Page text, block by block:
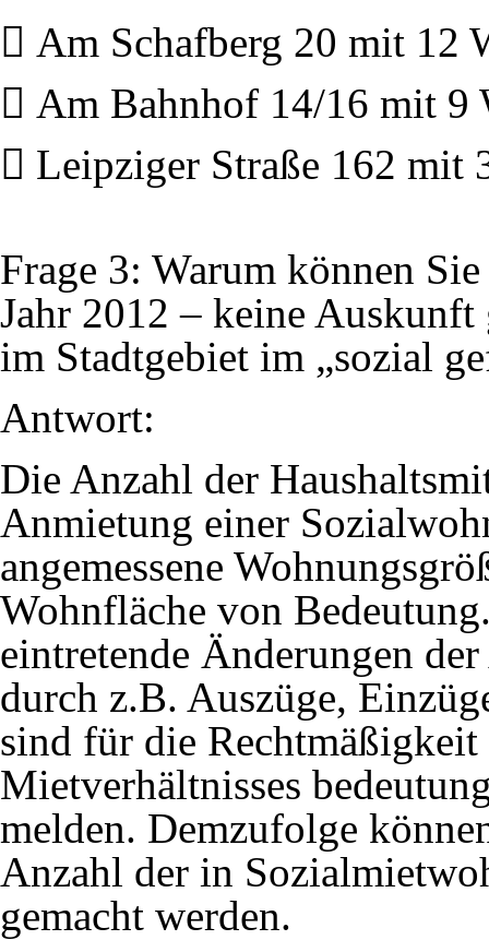
 Am Schafberg 20 mit 12
 Am Bahnhof 14/16 mit 9
 Leipziger Straße 162 mit
Frage 3: Warum können
Jahr 2012 – keine
im Stadtgebiet im „sozial
Antwort:
Die Anzahl der
Anmietung einer
angemessene
Wohnfläche von
eintretende Änderungen
durch z.B. Auszüge,
sind für die Rechtmäßigkeit
Mietverhältnisses
melden. Demzufolge
Anzahl der in
gemacht werden.